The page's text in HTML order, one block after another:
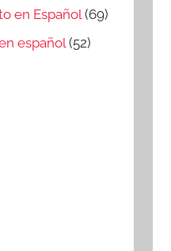
en Español (69)
español (52)